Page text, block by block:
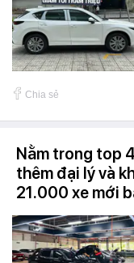
Chia sẻ
Nằm trong top
thêm đại lý và
21.000 xe mới